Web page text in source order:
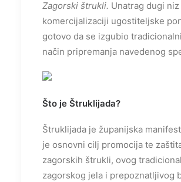
Zagorski štrukli. Unatrag dugi
komercijalizaciji ugostiteljske
gotovo da se izgubio
način pripremanja navedenog
Što je Štruklijada?
Štruklijada je županijska
je osnovni cilj promocija te
zagorskih štrukli, ovog
zagorskog jela i prepoznatljivog